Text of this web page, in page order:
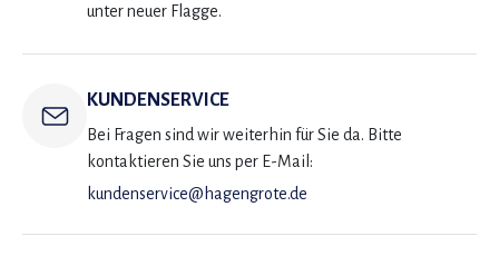
unter neuer Flagge.
KUNDENSERVICE
Bei Fragen sind wir weiterhin für Sie da. Bitte
kontaktieren Sie uns per E-Mail:
kundenservice@hagengrote.de